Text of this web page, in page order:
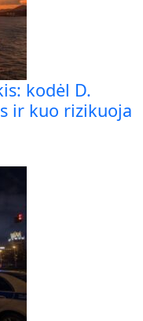
kodėl D.
ir kuo rizikuoja